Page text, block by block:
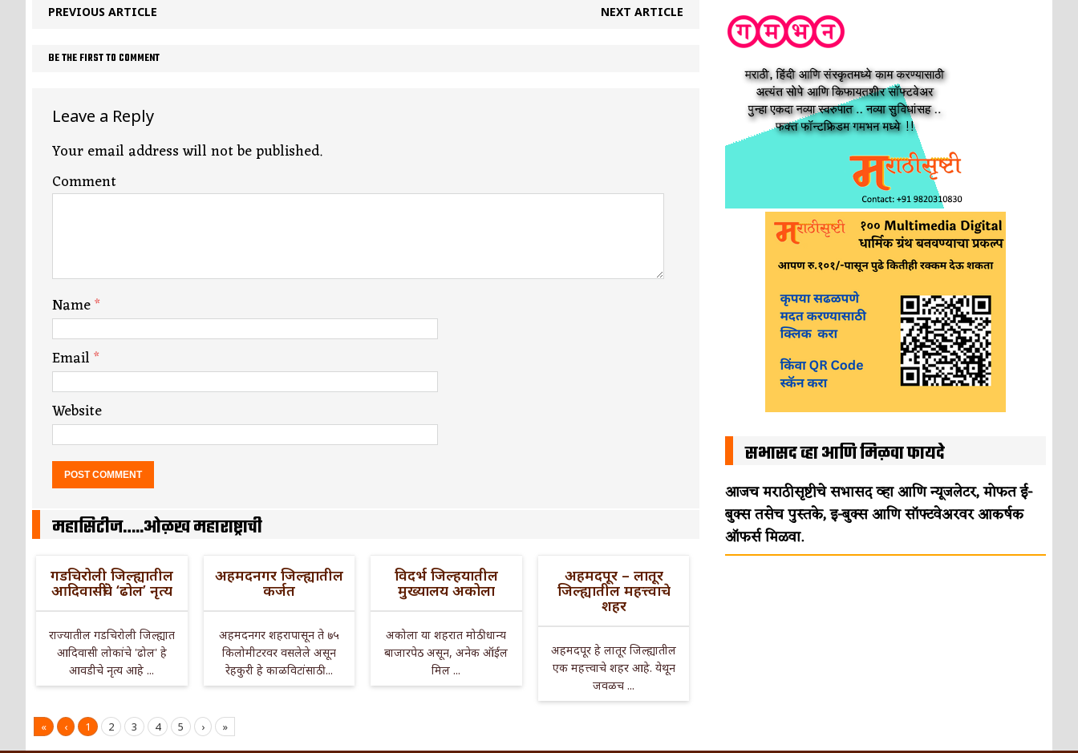
PREVIOUS ARTICLE NEXT ARTICLE
BE THE FIRST TO COMMENT
Leave a Reply
Your email address will not be published.
Comment
Name*
Email*
Website
महासिटीज…..ओळख महाराष्ट्राची
गडचिरोली जिल्ह्यातील
आदिवासींचे ‘ढोल’ नृत्य
राज्यातील गडचिरोली जिल्ह्यात
आदिवासी लोकांचे 'ढोल' हे
आवडीचे नृत्य आहे ...
अहमदनगर जिल्ह्यातील
कर्जत
अहमदनगर शहरापासून ते ७५
किलोमीटरवर वसलेले असून
रेहकुरी हे काळविटांसाठी ...
विदर्भ जिल्हयातील
मुख्यालय अकोला
अकोला या शहरात मोठी धान्य
बाजारपेठ असून, अनेक ऑईल
मिल ...
अहमदपूर – लातूर
जिल्ह्यातील महत्त्वाचे
शहर
अहमदपूर हे लातूर जिल्ह्यातील
एक महत्त्वाचे शहर आहे. येथून
जवळच ...
« ‹ 1 2 3 4 5 › »
सभासद व्हा आणि मिळवा फायदे
आजच मराठीसृष्टीचे सभासद व्हा आणि न्यूजलेटर, मोफत ई-
बुक्स तसेच पुस्तके, इ-बुक्स आणि सॉफ्टवेअरवर आकर्षक
ऑफर्स मिळवा.